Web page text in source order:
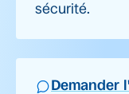
sécurité.
Demander